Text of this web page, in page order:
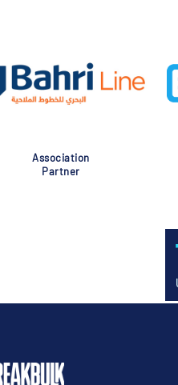
Association
Partner